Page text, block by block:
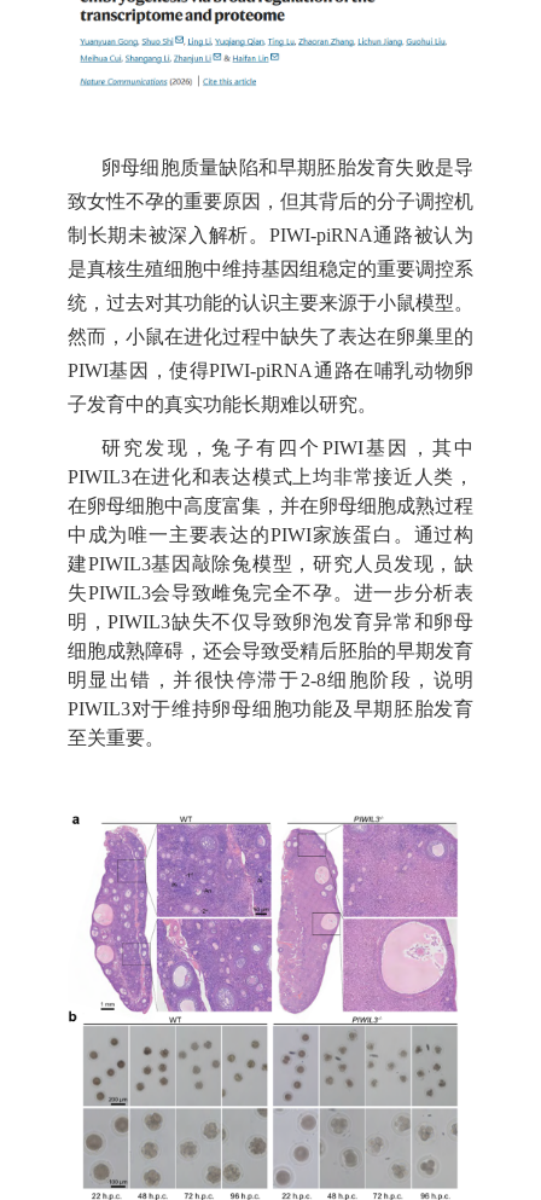
卵母细胞质量缺陷和早期胚胎发育失败是导
致女性不孕的重要原因，但其背后的分子调控机
制长期未被深入解析。 PIWI-piRNA通路被认为
是真核生殖细胞中维持基因组稳定的重要调控系
统，过去对其功能的认识主要来源于小鼠模型。
然而，小鼠在进化过程中缺失了表达在卵巢里的
PIWI基因，使得PIWI-piRNA通路在哺乳动物卵
子发育中的真实功能长期难以研究。
研究发现，兔子有四个PIWI基因，其中
PIWIL3在进化和表达模式上均非常接近人类，
在卵母细胞中高度富集，并在卵母细胞成熟过程
中成为唯一主要表达的PIWI家族蛋白。通过构
建PIWIL3基因敲除兔模型，研究人员发现，缺
失PIWIL3会导致雌兔完全不孕。进一步分析表
明，PIWIL3缺失不仅导致卵泡发育异常和卵母
细胞成熟障碍，还会导致受精后胚胎的早期发育
明显出错，并很快停滞于2-8细胞阶段，说明
PIWIL3对于维持卵母细胞功能及早期胚胎发育
至关重要。